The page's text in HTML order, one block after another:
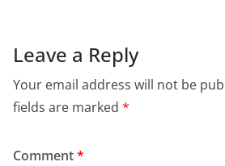
Leave a Reply
Your email address will not be
fields are marked *
Comment*